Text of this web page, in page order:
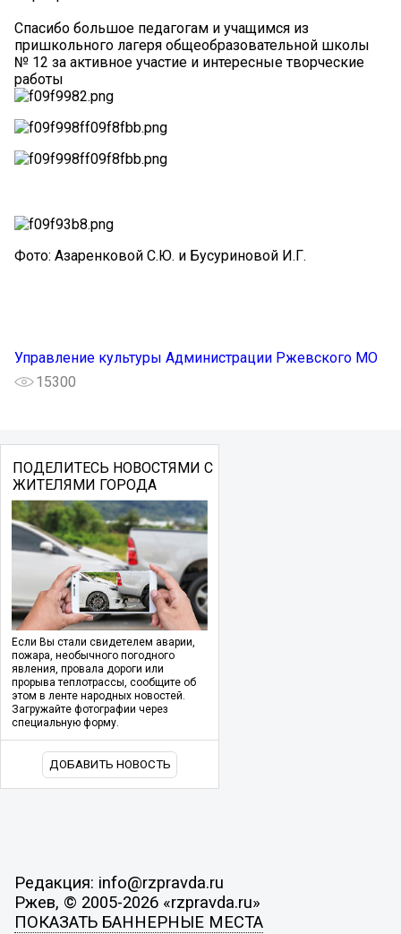
Спасибо большое педагогам и учащимся из
пришкольного лагеря общеобразовательной школы
№ 12 за активное участие и интересные творческие
работы
Фото: Азаренковой С.Ю. и Бусуриновой И.Г.
Управление культуры Администрации Ржевского МО
15300
ПОДЕЛИТЕСЬ НОВОСТЯМИ С
ЖИТЕЛЯМИ ГОРОДА
Если Вы стали свидетелем аварии,
пожара, необычного погодного
явления, провала дороги или
прорыва теплотрассы, сообщите об
этом в ленте народных новостей.
Загружайте фотографии через
специальную форму.
ДОБАВИТЬ НОВОСТЬ
Редакция: info@rzpravda.ru
Ржев, © 2005-2026 «rzpravda.ru»
ПОКАЗАТЬ БАННЕРНЫЕ МЕСТА